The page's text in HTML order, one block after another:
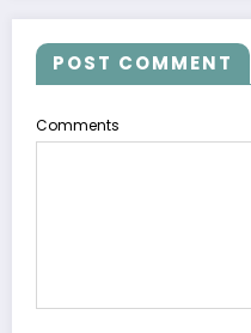
POST COMMENT
Comments